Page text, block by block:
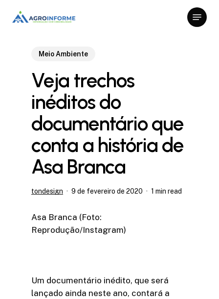
Menu
Meio Ambiente
Veja trechos
inéditos do
documentário que
conta a história de
Asa Branca
tondesign 9 de fevereiro de 2020 1 min read
Asa Branca (Foto:
Reprodução/Instagram)
Um documentário inédito, que será
lançado ainda neste ano, contará a